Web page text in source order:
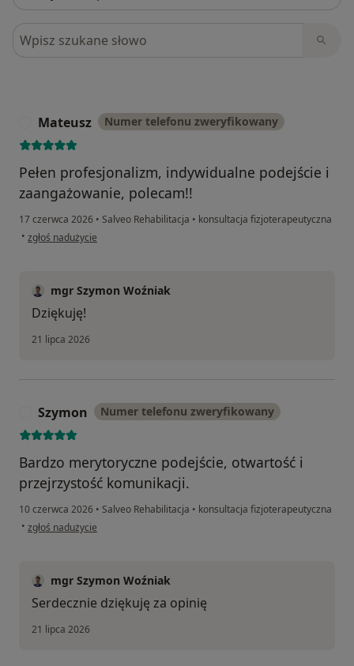
Szukaj w opiniach
Mateusz Numer telefonu zweryfikowany
Pełen profesjonalizm, indywidualne podejście i
zaangażowanie, polecam!!
17 czerwca 2026 • Salveo Rehabilitacja • konsultacja fizjoterapeutyczna
• w opinii użytkownika Mateusz
zgłoś nadużycie
mgr Szymon Woźniak
Dziękuję!
21 lipca 2026
Szymon Numer telefonu zweryfikowany
Bardzo merytoryczne podejście, otwartość i
przejrzystość komunikacji.
10 czerwca 2026 • Salveo Rehabilitacja • konsultacja fizjoterapeutyczna
• w opinii użytkownika Szymon
zgłoś nadużycie
mgr Szymon Woźniak
Serdecznie dziękuję za opinię
21 lipca 2026